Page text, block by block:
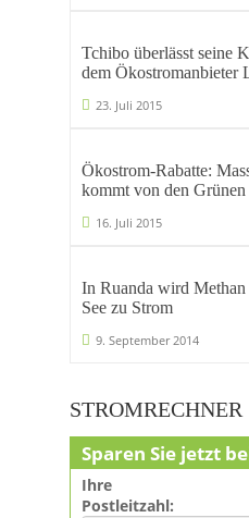
Tchibo überlässt seine
dem Ökostromanbieter
23. Juli 2015
Ökostrom-Rabatte:
kommt von den Grünen
16. Juli 2015
In Ruanda wird Methan
See zu Strom
9. September 2014
STROMRECHNER
Sparen Sie jetzt
Ihre
Postleitzahl: